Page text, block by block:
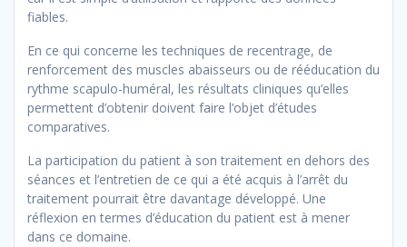
fiables.
En ce qui concerne les techniques de recentrage, de
renforcement des muscles abaisseurs ou de rééducation du
rythme scapulo-huméral, les résultats cliniques qu’elles
permettent d’obtenir doivent faire l’objet d’études
comparatives.
La participation du patient à son traitement en dehors des
séances et l’entretien de ce qui a été acquis à l’arrêt du
traitement pourrait être davantage développé. Une
réflexion en termes d’éducation du patient est à mener
dans ce domaine.